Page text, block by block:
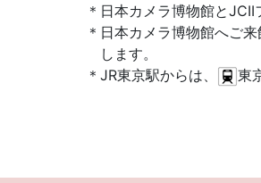
日本カメラ博物館とJCII
日本カメラ博物館へご
します。
JR東京駅からは、
東